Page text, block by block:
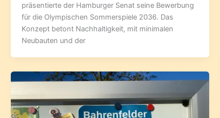
präsentierte der Hamburger Senat seine Bewerbung
für die Olympischen Sommerspiele 2036. Das
Konzept betont Nachhaltigkeit, mit minimalen
Neubauten und der